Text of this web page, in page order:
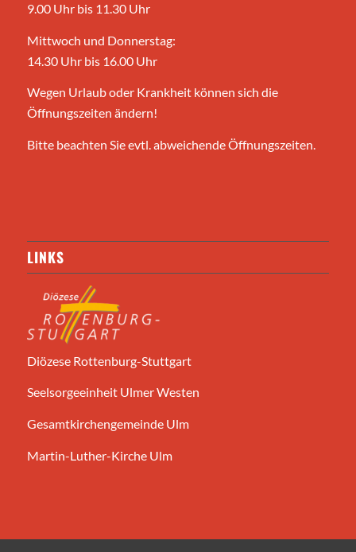
9.00 Uhr bis 11.30 Uhr
Mittwoch und Donnerstag:
14.30 Uhr bis 16.00 Uhr
Wegen Urlaub oder Krankheit können sich die
Öffnungszeiten ändern!
Bitte beachten Sie evtl. abweichende Öffnungszeiten.
LINKS
Diözese Rottenburg-Stuttgart
Seelsorgeeinheit Ulmer Westen
Gesamtkirchengemeinde Ulm
Martin-Luther-Kirche Ulm